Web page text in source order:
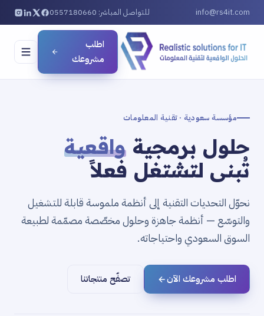
info@rs4it.com للتواصل المباشر: 0557180660
اطلب
مشروعك
مؤسسة سعودية · تقنية المعلومات
حلول برمجية واقعية
تُبنى لتشتغل فعلاً
نحوّل التحديات التقنية إلى أنظمة ملموسة قابلة للتشغيل
والتوسّع — أنظمة جاهزة وحلول مخصّصة مصمّمة لطبيعة
السوق السعودي واحتياجاته.
اطلب مشروعك الآن تصفّح منتجاتنا